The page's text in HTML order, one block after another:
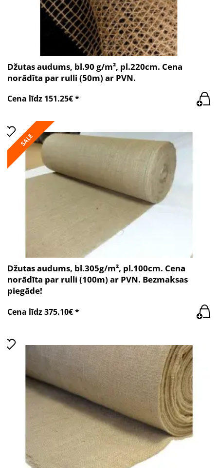
Džutas audums, bl.90 g/m², pl.220cm. Cena
norādīta par rulli (50m) ar PVN.
Cena līdz 151.25€ *
SALE
Džutas audums, bl.305g/m², pl.100cm. Cena
norādīta par rulli (100m) ar PVN. Bezmaksas
piegāde!
Cena līdz 375.10€ *